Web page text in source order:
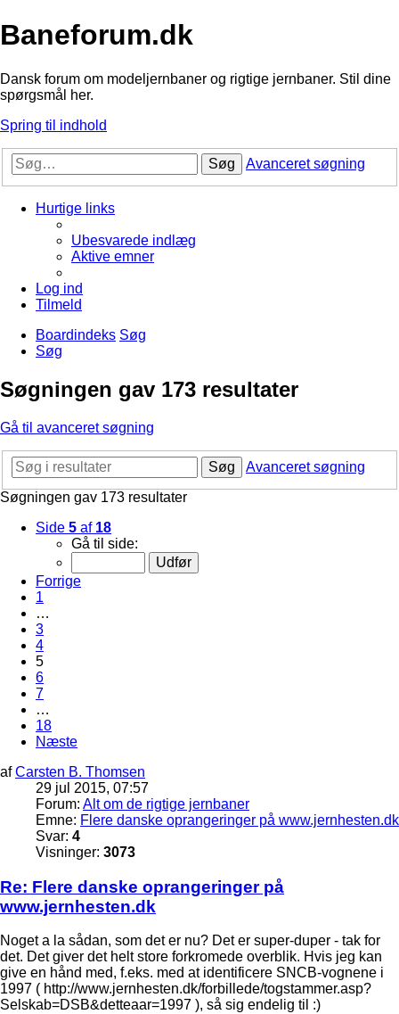
Baneforum.dk
Dansk forum om modeljernbaner og rigtige jernbaner. Stil dine
spørgsmål her.
Spring til indhold
Søg Avanceret søgning
Hurtige links
Ubesvarede indlæg
Aktive emner
Log ind
Tilmeld
Boardindeks Søg
Søg
Søgningen gav 173 resultater
Gå til avanceret søgning
Søg
Avanceret søgning
Søgningen gav 173 resultater
Side 5 af 18
Gå til side:
Forrige
1
…
3
4
5
6
7
…
18
Næste
afCarsten B. Thomsen
29 jul 2015, 07:57
Forum: Alt om de rigtige jernbaner
Emne: Flere danske oprangeringer på www.jernhesten.dk
Svar: 4
Visninger: 3073
Re: Flere danske oprangeringer på
www.jernhesten.dk
Noget a la sådan, som det er nu? Det er super-duper - tak for
det. Det giver det helt store forkromede overblik. Hvis jeg kan
give en hånd med, f.eks. med at identificere SNCB-vognene i
1997 ( http://www.jernhesten.dk/forbillede/togstammer.asp?
Selskab=DSB&detteaar=1997 ), så sig endelig til :)